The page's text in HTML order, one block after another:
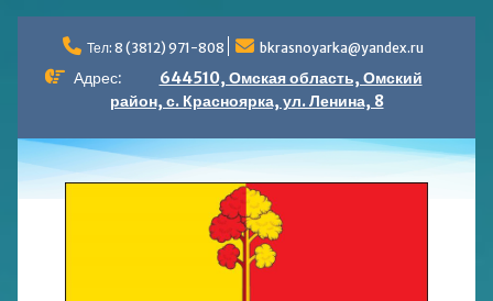
содержимому
Тел: 8 (3812) 971-808 bkrasnoyarka@yandex.ru
Адрес:
644510, Омская область, Омский
район, с. Красноярка, ул. Ленина, 8